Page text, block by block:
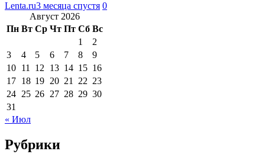
Lenta.ru3 месяца спустя 0
Август 2026
Пн Вт Ср Чт Пт Сб Вс
1
2
3
4 5 6 7 8
9
10 11 12 13 14 15 16
17 18 19 20 21 22 23
24 25 26 27 28 29 30
31
« Июл
Рубрики